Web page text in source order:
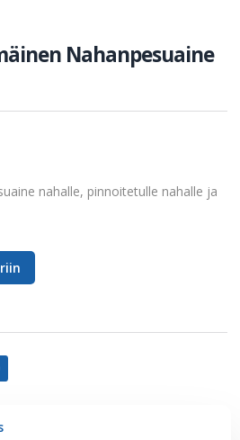
Nahanpesuaine
nahalle, pinnoitetulle nahalle ja